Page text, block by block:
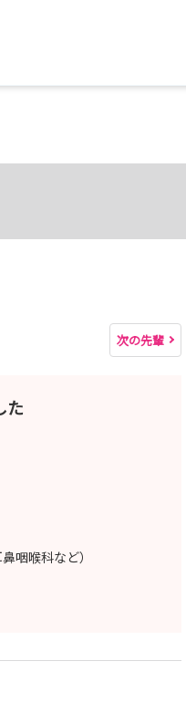
次の先輩
た
咽喉科など）